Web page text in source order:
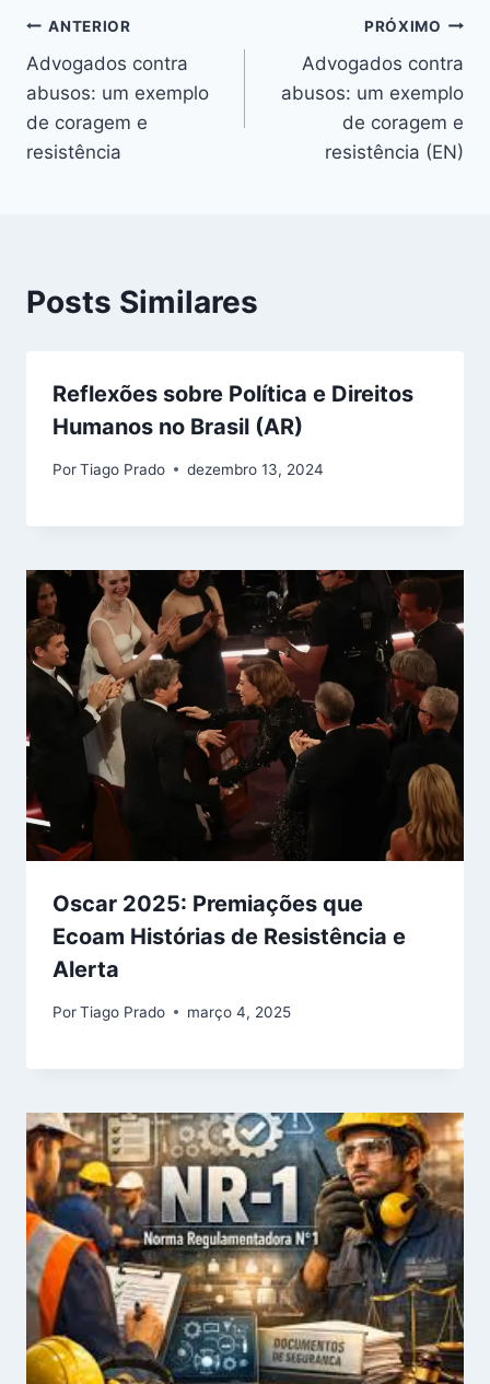
b
o
o
k
A
p
p
m
n
g
er
Navegação
de
Post
ANTERIOR
Advogados contra
abusos: um exemplo
de coragem e
resistência
PRÓXIMO
Advogados contra
abusos: um exemplo
de coragem e
resistência (EN)
Posts Similares
Reflexões sobre Política e Direitos
Humanos no Brasil (AR)
PorTiago Prado dezembro 13, 2024
Oscar 2025: Premiações que
Ecoam Histórias de Resistência e
Alerta
PorTiago Prado março 4, 2025